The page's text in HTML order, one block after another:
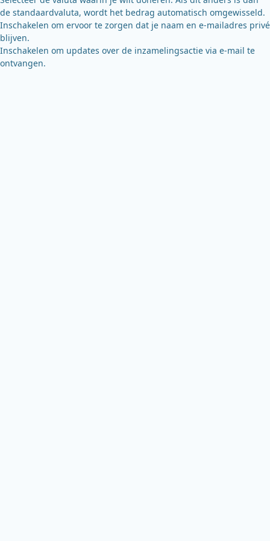
de standaardvaluta, wordt het bedrag automatisch omgewisseld.
Inschakelen om ervoor te zorgen dat je naam en e-mailadres privé
blijven.
Inschakelen om updates over de inzamelingsactie via e-mail te
ontvangen.